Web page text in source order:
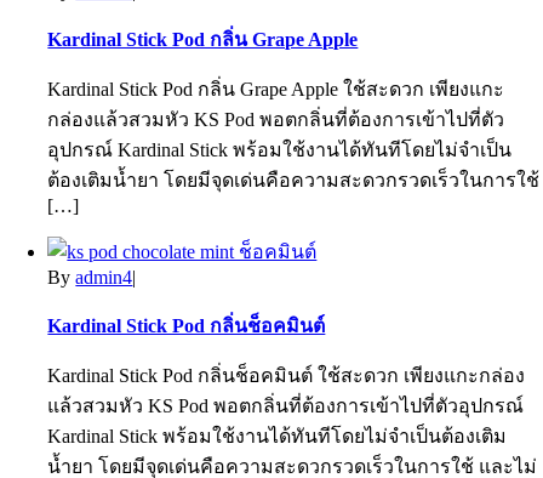
Kardinal Stick Pod กลิ่น Grape Apple
Kardinal Stick Pod กลิ่น Grape Apple ใช้สะดวก เพียงแกะ
กล่องแล้วสวมหัว KS Pod พอตกลิ่นที่ต้องการเข้าไปที่ตัว
อุปกรณ์ Kardinal Stick พร้อมใช้งานได้ทันทีโดยไม่จำเป็น
ต้องเติมน้ำยา โดยมีจุดเด่นคือความสะดวกรวดเร็วในการใช้
[…]
Byadmin4|
Kardinal Stick Pod กลิ่นช็อคมินต์
Kardinal Stick Pod กลิ่นช็อคมินต์ ใช้สะดวก เพียงแกะกล่อง
แล้วสวมหัว KS Pod พอตกลิ่นที่ต้องการเข้าไปที่ตัวอุปกรณ์
Kardinal Stick พร้อมใช้งานได้ทันทีโดยไม่จำเป็นต้องเติม
น้ำยา โดยมีจุดเด่นคือความสะดวกรวดเร็วในการใช้ และไม่